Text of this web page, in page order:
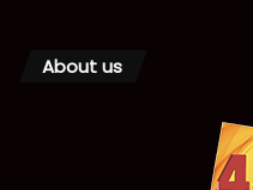
About us